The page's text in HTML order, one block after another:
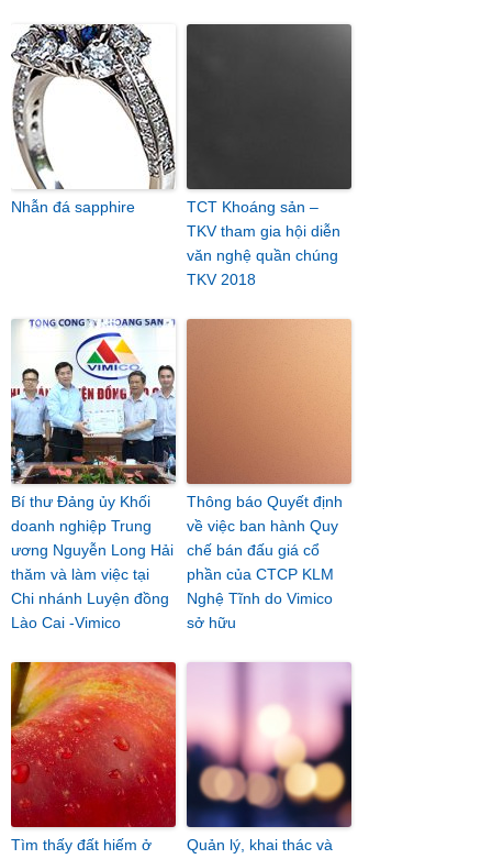
Nhẫn đá sapphire
TCT Khoáng sản –
TKV tham gia hội diễn
văn nghệ quần chúng
TKV 2018
Bí thư Đảng ủy Khối
doanh nghiệp Trung
ương Nguyễn Long Hải
thăm và làm việc tại
Chi nhánh Luyện đồng
Lào Cai -Vimico
Thông báo Quyết định
về việc ban hành Quy
chế bán đấu giá cổ
phần của CTCP KLM
Nghệ Tĩnh do Vimico
sở hữu
Tìm thấy đất hiếm ở
Quản lý, khai thác và